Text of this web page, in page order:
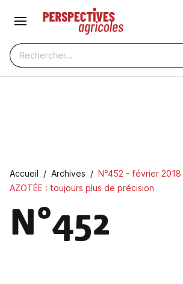
Aller au contenu principal
Rechercher...
Fil d'Ariane
Accueil Archives
N°452 - février 2018
AZOTÉE : toujours plus de précision
N°452